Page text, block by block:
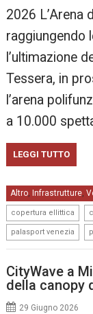
2026 L’Arena
raggiungendo
l’ultimazione
Tessera, in
l’arena
a 10.000
LEGGI TUTTO
Altro, Infrastrutture,
copertura ellittica
palasport venezia
CityWave a
della canopy
29 Giugno 2026